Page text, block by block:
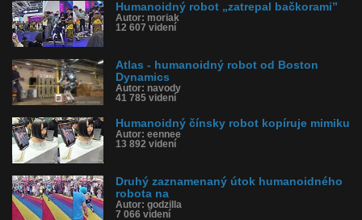
Humanoidný robot „zatrepal bačkorami”
Autor: moriak
12 607 videní
Atlas - humanoidný robot od Boston
Dynamics
Autor: navody
41 785 videní
Humanoidný čínsky robot kopíruje mimiku
Autor: eennee
13 892 videní
Druhý zaznamenaný útok humanoidného
robota na
Autor: godzilla
7 066 videní